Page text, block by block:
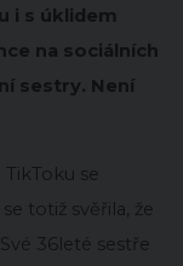
i s úklidem
na sociálních
sestry. Není
se
totiž svěřila, že
36leté sestře